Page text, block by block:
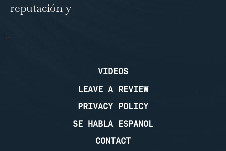
reputación y
…
VIDEOS
LEAVE A REVIEW
PRIVACY POLICY
SE HABLA ESPANOL
CONTACT